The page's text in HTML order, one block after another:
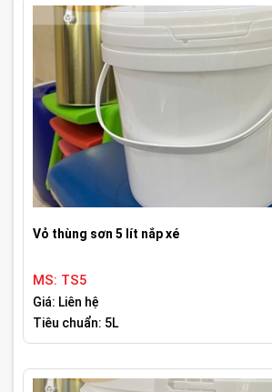
Vỏ thùng sơn 5 lít nắp xé
MS: TS5
Giá: Liên hệ
Tiêu chuẩn: 5L